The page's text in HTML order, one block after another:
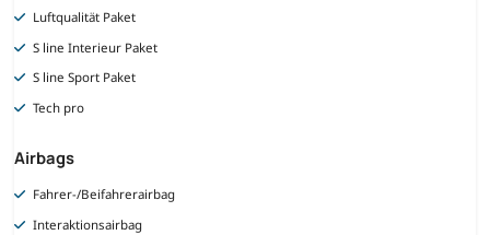
Luftqualität Paket
S line Interieur Paket
S line Sport Paket
Tech pro
Airbags
Fahrer-/Beifahrerairbag
Interaktionsairbag